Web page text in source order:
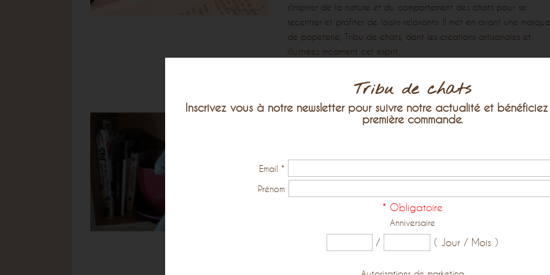
Tribu de chats
Inscrivez vous à notre newsletter pour suivre notre actualité et
première commande.
Email *
Prénom
* Obligatoire
Anniversaire
/ ( Jour / Mois )
s'inspirer de la nature et du comportement des chats pour se
recentrer et profiter de loisirs relaxants. Il met en avant une marque
de papeterie, Tribu de chats, dont les créations artisanales et
illustrées incarnent cet esprit...
L’ART D'APPRÉCIER LES SAVEURS DE L'AUTOMNE AVEC LE
HYGGE, LES CHATS ET LA PAPETERIE
l'automne, en passant de la mélancolie à une célébration de la
concentrant sur les plaisirs culinaires de la saison avec des idées de
recettes réconfortantes. S'inspirant de la sagesse des chats, maîtres
incontestés du cocooning, et en suggérant l'utilisation d'une belle
papeterie pour créer des rituels, le texte guide le lecteur pour faire